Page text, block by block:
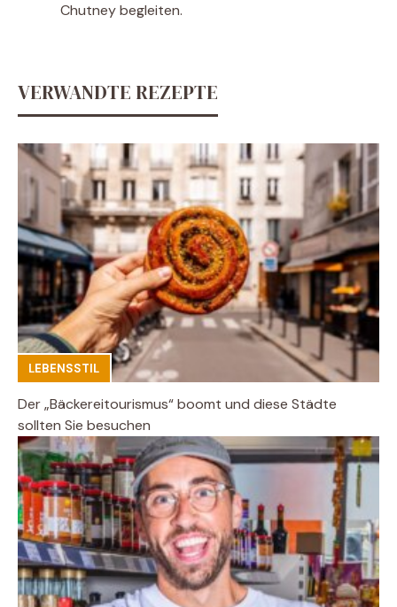
Chutney begleiten.
VERWANDTE REZEPTE
LEBENSSTIL
Der „Bäckereitourismus“ boomt und diese Städte
sollten Sie besuchen